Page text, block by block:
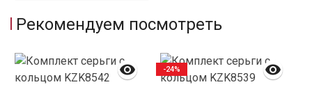
Рекомендуем посмотреть
-24%